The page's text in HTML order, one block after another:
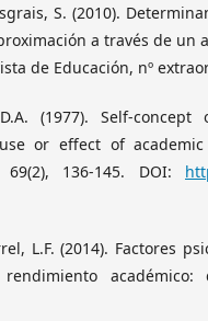
S. (2010).
a través de un
de Educación, nº
(1977). Self-
or effect of academic
69(2), 136-145. DOI:
L.F. (2014). Factores
académico: